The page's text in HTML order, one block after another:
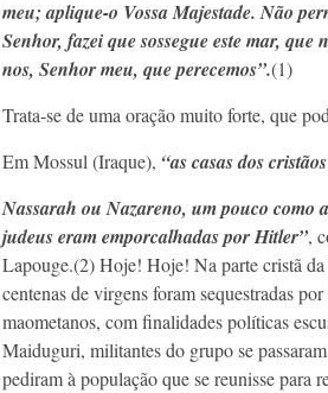
meu; aplique-o Vossa Majestade. Não
Senhor, fazei que sossegue este mar,
nos, Senhor meu, que perecemos”.(1)
Trata-se de uma oração muito forte, que
Em Mossul (Iraque), “as casas dos
Nassarah ou Nazareno, um pouco como
judeus eram emporcalhadas por Hitler”,
Lapouge.(2) Hoje! Hoje! Na parte cristã da
centenas de virgens foram sequestradas
maometanos, com finalidades políticas
Maiduguri, militantes do grupo se
pediram à população que se reunisse para